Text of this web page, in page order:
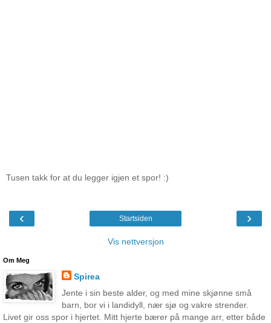
Tusen takk for at du legger igjen et spor! :)
‹ ›
Startsiden
Vis nettversjon
Om Meg
Spirea
Jente i sin beste alder, og med mine skjønne små
barn, bor vi i landidyll, nær sjø og vakre strender.
Livet gir oss spor i hjertet. Mitt hjerte bærer på mange arr, etter både